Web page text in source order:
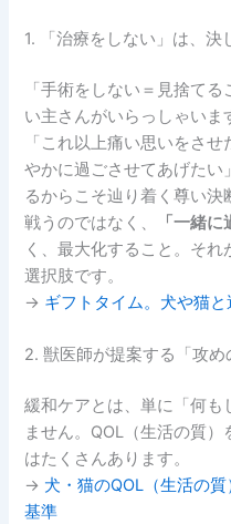
1. 「治療をしない」は、
「手術をしない＝見捨て
い主さんがいらっしゃいま
「これ以上痛い思いをさ
やかに過ごさせてあげたい
るからこそ辿り着く尊い決
戦うのではなく、
「一緒に
く、最大化すること。そ
選択肢です。
→ ギフトタイム。犬や猫
2. 獣医師が提案する「攻め
緩和ケアとは、単に「何も
ません。QOL（生活の質
はたくさんあります。
→ 犬・猫のQOL（生活の
基準